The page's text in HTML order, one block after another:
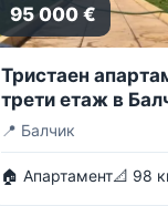
95 000 €
Тристаен
трети етаж в
📍 Балчик
🏠 Апартамент📐 98